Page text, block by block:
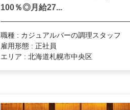
100％◎月給27...
職種 : カジュアルバーの調理スタッフ
雇用形態 : 正社員
エリア : 北海道札幌市中央区